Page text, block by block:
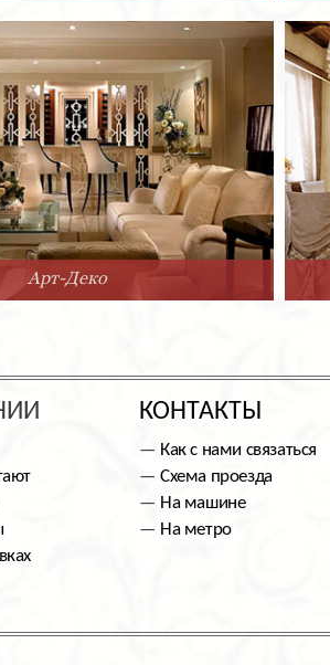
Арт-Деко
КОНТАКТЫ
Как с нами связаться
Схема проезда
На машине
На метро